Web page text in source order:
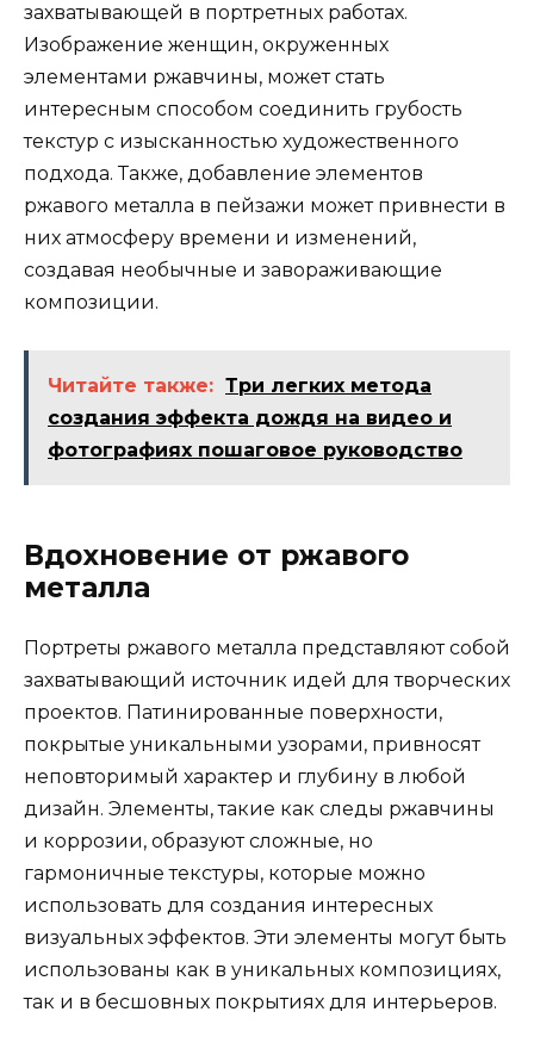
захватывающей в портретных работах.
Изображение женщин, окруженных
элементами ржавчины, может стать
интересным способом соединить грубость
текстур с изысканностью художественного
подхода. Также, добавление элементов
ржавого металла в пейзажи может привнести в
них атмосферу времени и изменений,
создавая необычные и завораживающие
композиции.
Читайте также: Три легких метода
создания эффекта дождя на видео и
фотографиях пошаговое руководство
Вдохновение от ржавого
металла
Портреты ржавого металла представляют собой
захватывающий источник идей для творческих
проектов. Патинированные поверхности,
покрытые уникальными узорами, привносят
неповторимый характер и глубину в любой
дизайн. Элементы, такие как следы ржавчины
и коррозии, образуют сложные, но
гармоничные текстуры, которые можно
использовать для создания интересных
визуальных эффектов. Эти элементы могут быть
использованы как в уникальных композициях,
так и в бесшовных покрытиях для интерьеров.